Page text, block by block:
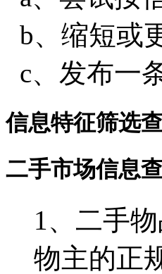
b、缩短或
c、发布一
信息特征筛选
二手市场信息
1、二手
物主的正